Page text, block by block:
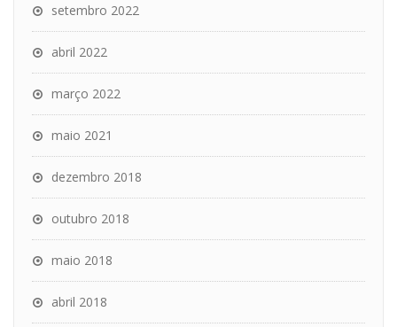
setembro 2022
abril 2022
março 2022
maio 2021
dezembro 2018
outubro 2018
maio 2018
abril 2018